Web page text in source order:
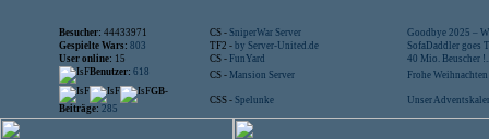
Besucher: 44433971 CS - SniperWar Server
Goodbye 2025 –
Gespielte Wars: 803 TF2 - by Server-United.de
SofaDaddler goes
User online: 15 CS - FunYard
40 Mio. Beuscher
Benutzer: 618 CS - Mansion Server
Frohe
GB-
Beiträge: 285
CSS - Spelunke Unser